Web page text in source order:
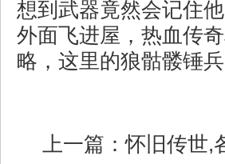
想到武器竟然会记住
外面飞进屋，热血传
略，这里的狼骷髅锤兵
上一篇：怀旧传世,